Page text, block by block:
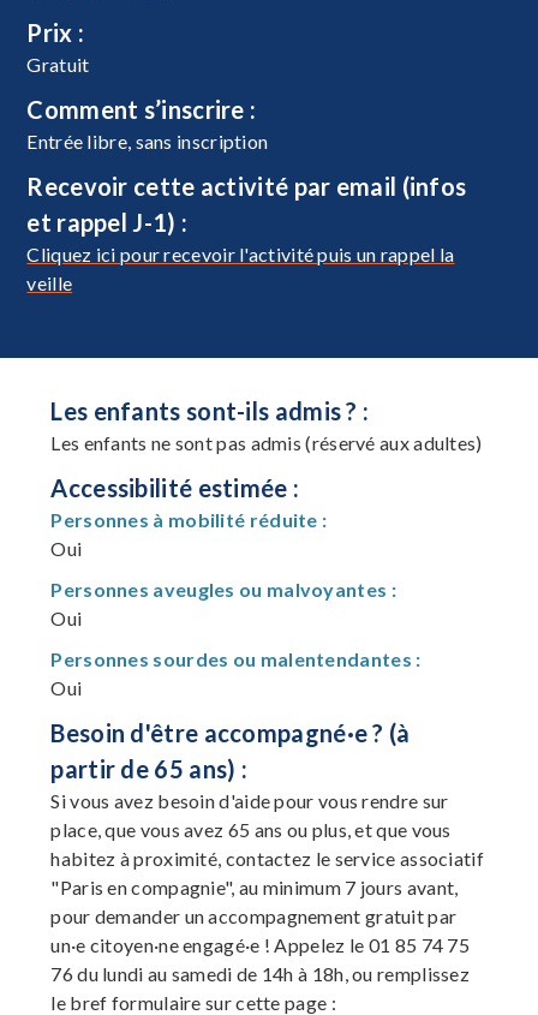
Prix :
Gratuit
Comment s’inscrire :
Entrée libre, sans inscription
Recevoir cette activité par email (infos
et rappel J-1) :
Cliquez ici pour recevoir l'activité puis un rappel la
veille
Les enfants sont-ils admis ? :
Les enfants ne sont pas admis (réservé aux adultes)
Accessibilité estimée :
Personnes à mobilité réduite :
Oui
Personnes aveugles ou malvoyantes :
Oui
Personnes sourdes ou malentendantes :
Oui
Besoin d'être accompagné·e ? (à
partir de 65 ans) :
Si vous avez besoin d'aide pour vous rendre sur
place, que vous avez 65 ans ou plus, et que vous
habitez à proximité, contactez le service associatif
"Paris en compagnie", au minimum 7 jours avant,
pour demander un accompagnement gratuit par
un·e citoyen·ne engagé·e ! Appelez le 01 85 74 75
76 du lundi au samedi de 14h à 18h, ou remplissez
le bref formulaire sur cette page :